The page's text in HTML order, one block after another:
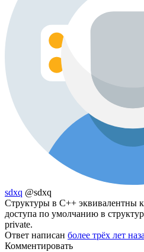
sdxq @sdxq
Структуры в C++ эквивалентны
доступа по умолчанию в
private.
Ответ написан более трёх лет
Комментировать